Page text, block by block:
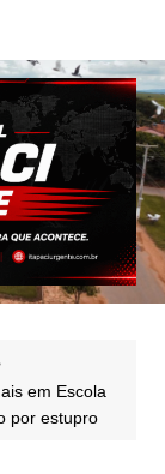
em Escola
por estupro